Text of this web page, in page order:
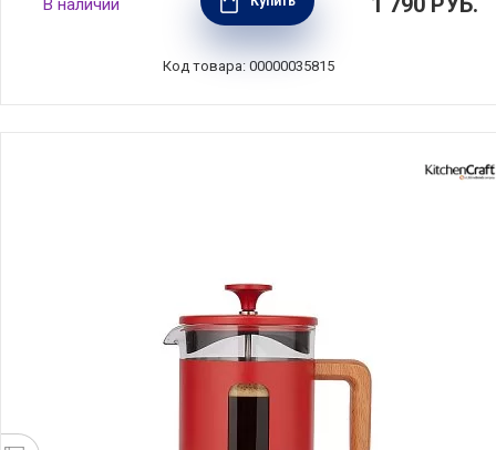
серый, Anna Lafarg, ANLAF-321702D
В наличии
Код товара: 00000035815